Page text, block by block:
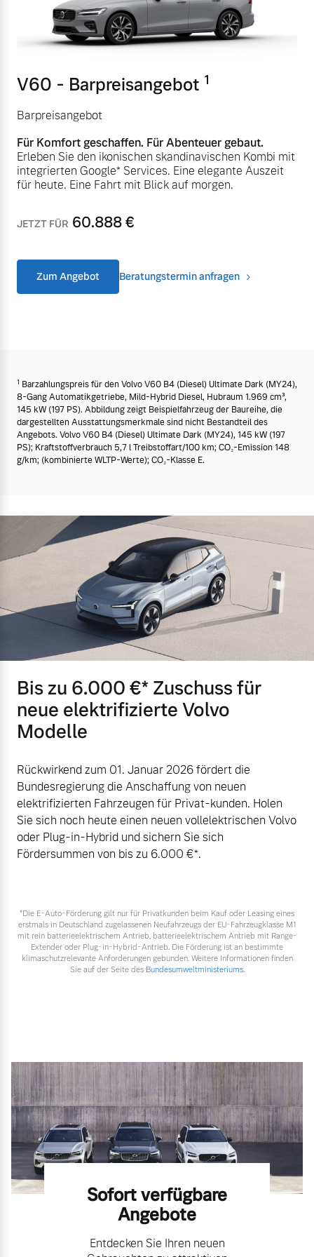
Mehr erfahren
V60 - Barpreisangebot 1
Barpreisangebot
Für Komfort geschaffen. Für Abenteuer gebaut.
Erleben Sie den ikonischen skandinavischen Kombi mit
integrierten Google* Services. Eine elegante Auszeit
für heute. Eine Fahrt mit Blick auf morgen.
JETZT FÜR 60.888€
Zum Angebot Beratungstermin anfragen
1 Barzahlungspreis für den Volvo V60 B4 (Diesel) Ultimate Dark (MY24),
8-Gang Automatikgetriebe, Mild-Hybrid Diesel, Hubraum 1.969 cm³,
145 kW (197 PS). Abbildung zeigt Beispielfahrzeug der Baureihe, die
dargestellten Ausstattungsmerkmale sind nicht Bestandteil des
Angebots. Volvo V60 B4 (Diesel) Ultimate Dark (MY24), 145 kW (197
PS); Kraftstoffverbrauch 5,7 l Treibstoffart/100 km; CO₂-Emission 148
g/km; (kombinierte WLTP-Werte); CO₂-Klasse E.
Bis zu 6.000 €⁠* Zuschuss für
neue elektrifizierte Volvo
Modelle
Rückwirkend zum 01. Januar 2026 fördert die
Bundesregierung die Anschaffung von neuen
elektrifizierten Fahrzeugen für Privat-kunden. Holen
Sie sich noch heute einen neuen vollelektrischen Volvo
oder Plug-in-Hybrid und sichern Sie sich
Fördersummen von bis zu 6.000 €⁠*.
*Die E‑Auto-Förderung gilt nur für Privatkunden beim Kauf oder Leasing eines
erstmals in Deutschland zugelassenen Neufahrzeugs der EU-Fahrzeugklasse M1
mit rein batterieelektrischem Antrieb, batterieelektrischem Antrieb mit Range-
Extender oder Plug-in-Hybrid-Antrieb. Die Förderung ist an bestimmte
klimaschutzrelevante Anforderungen gebunden. Weitere Informationen finden
Sie auf der Seite des Bundesumweltministeriums.
Sofort verfügbare
Angebote
Entdecken Sie Ihren neuen